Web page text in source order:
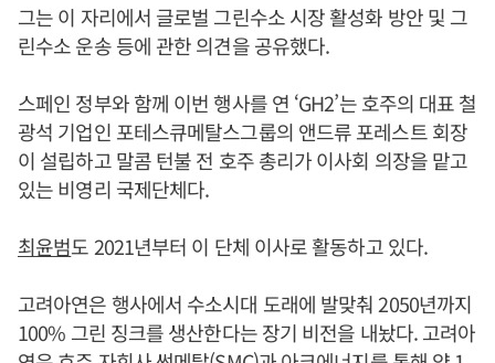
그는 이 자리에서 글로벌 그린수소 시장 활성화 방안 및 그
린수소 운송 등에 관한 의견을 공유했다.
스페인 정부와 함께 이번 행사를 연 ‘GH2’는 호주의 대표 철
광석 기업인 포테스큐메탈스그룹의 앤드류 포레스트 회장
이 설립하고 말콤 턴불 전 호주 총리가 이사회 의장을 맡고
있는 비영리 국제단체다.
최윤범도 2021년부터 이 단체 이사로 활동하고 있다.
고려아연은 행사에서 수소시대 도래에 발맞춰 2050년까지
100% 그린 징크를 생산한다는 장기 비전을 내놨다. 고려아